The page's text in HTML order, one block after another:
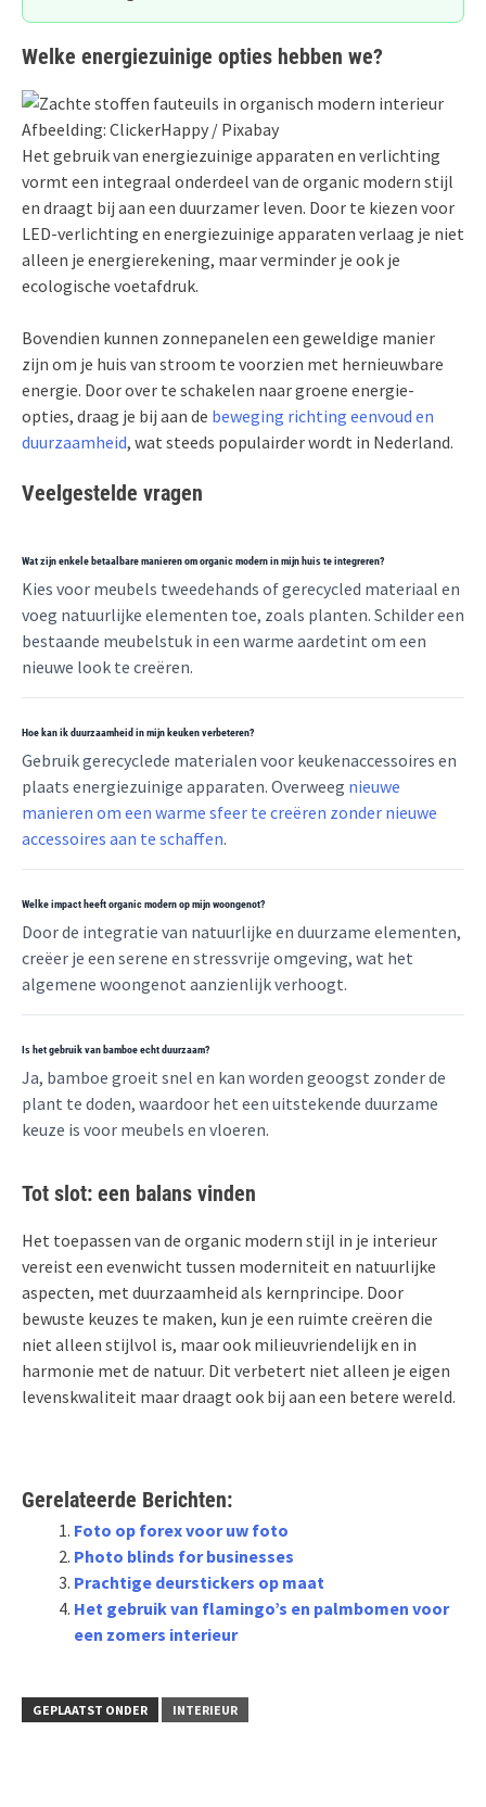
Welke energiezuinige opties hebben we?
Afbeelding: ClickerHappy / Pixabay
Het gebruik van energiezuinige apparaten en verlichting
vormt een integraal onderdeel van de organic modern stijl
en draagt bij aan een duurzamer leven. Door te kiezen voor
LED-verlichting en energiezuinige apparaten verlaag je niet
alleen je energierekening, maar verminder je ook je
ecologische voetafdruk.
Bovendien kunnen zonnepanelen een geweldige manier
zijn om je huis van stroom te voorzien met hernieuwbare
energie. Door over te schakelen naar groene energie-
opties, draag je bij aan de beweging richting eenvoud en
duurzaamheid, wat steeds populairder wordt in Nederland.
Veelgestelde vragen
Wat zijn enkele betaalbare manieren om organic modern in mijn huis te integreren?
Kies voor meubels tweedehands of gerecycled materiaal en
voeg natuurlijke elementen toe, zoals planten. Schilder een
bestaande meubelstuk in een warme aardetint om een
nieuwe look te creëren.
Hoe kan ik duurzaamheid in mijn keuken verbeteren?
Gebruik gerecyclede materialen voor keukenaccessoires en
plaats energiezuinige apparaten. Overweeg nieuwe
manieren om een warme sfeer te creëren zonder nieuwe
accessoires aan te schaffen.
Welke impact heeft organic modern op mijn woongenot?
Door de integratie van natuurlijke en duurzame elementen,
creëer je een serene en stressvrije omgeving, wat het
algemene woongenot aanzienlijk verhoogt.
Is het gebruik van bamboe echt duurzaam?
Ja, bamboe groeit snel en kan worden geoogst zonder de
plant te doden, waardoor het een uitstekende duurzame
keuze is voor meubels en vloeren.
Tot slot: een balans vinden
Het toepassen van de organic modern stijl in je interieur
vereist een evenwicht tussen moderniteit en natuurlijke
aspecten, met duurzaamheid als kernprincipe. Door
bewuste keuzes te maken, kun je een ruimte creëren die
niet alleen stijlvol is, maar ook milieuvriendelijk en in
harmonie met de natuur. Dit verbetert niet alleen je eigen
levenskwaliteit maar draagt ook bij aan een betere wereld.
Gerelateerde Berichten:
Foto op forex voor uw foto
Photo blinds for businesses
Prachtige deurstickers op maat
Het gebruik van flamingo’s en palmbomen voor
een zomers interieur
GEPLAATST ONDER INTERIEUR